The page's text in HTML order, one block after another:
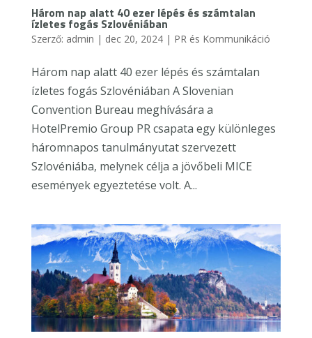
Három nap alatt 40 ezer lépés és számtalan
ízletes fogás Szlovéniában
Szerző: admin | dec 20, 2024| PR és Kommunikáció
Három nap alatt 40 ezer lépés és számtalan
ízletes fogás Szlovéniában A Slovenian
Convention Bureau meghívására a
HotelPremio Group PR csapata egy különleges
háromnapos tanulmányutat szervezett
Szlovéniába, melynek célja a jövőbeli MICE
események egyeztetése volt. A...